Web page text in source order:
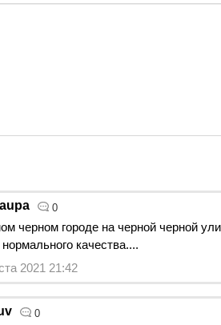
0
черном городе на черной черной
качества....
2021 21:42
0